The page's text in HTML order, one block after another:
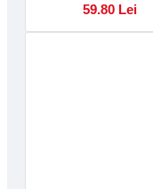
59.80 Lei